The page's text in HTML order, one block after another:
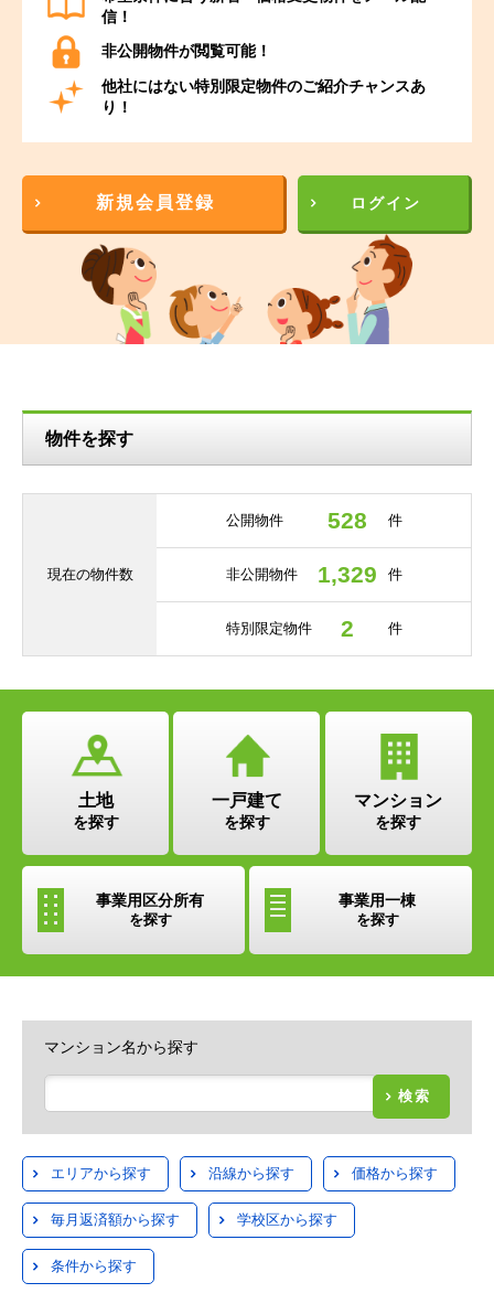
信！
非公開物件が閲覧可能！
他社にはない特別限定物件のご紹介チャンスあ
り！
新規会員登録 ログイン
物件を探す
現在の物件数
公開物件 528 件
非公開物件 1,329 件
特別限定物件 2 件
土地
を探す
一戸建て
を探す
マンション
を探す
事業用 区分所有
を探す
事業用一棟
を探す
マンション名から探す
検索
エリアから探す 沿線から探す 価格から探す
毎月返済額から探す 学校区から探す
条件から探す